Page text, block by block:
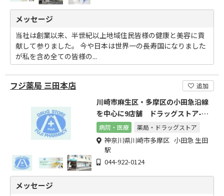
メッセージ
当社は創業以来、半世紀以上地域住民皆様の健康と美容に貢
献して参りました。 今や日本は世界一の長寿国になりました
が私を含め全ての皆様の...
フジ薬局 三田本店 追加
川崎市麻生区・多摩区の小田急沿線
を中心に9店舗 ドラッグストア-フ
ジ薬局チェーン
病院・医療 薬局・ドラッグストア
神奈川県川崎市多摩区 小田急 生田
駅
044-922-0124
メッセージ